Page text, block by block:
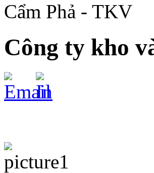
Cẩm Phả - TKV
Công ty kho